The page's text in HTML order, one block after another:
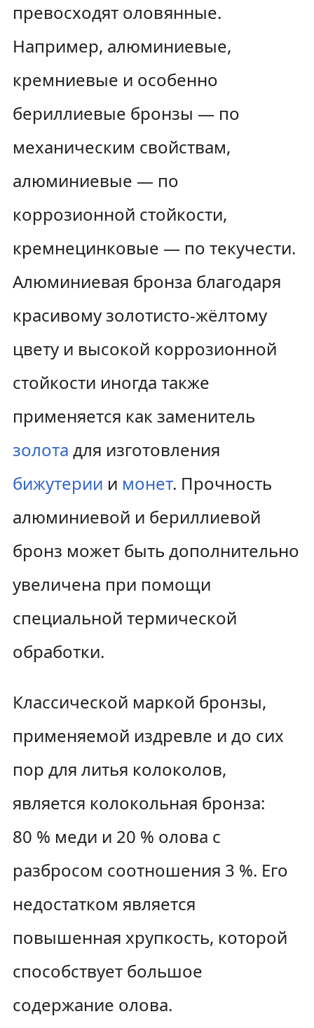
превосходят оловянные.
Например, алюминиевые,
кремниевые и особенно
бериллиевые бронзы — по
механическим свойствам,
алюминиевые — по
коррозионной стойкости,
кремнецинковые — по текучести.
Алюминиевая бронза благодаря
красивому золотисто-жёлтому
цвету и высокой коррозионной
стойкости иногда также
применяется как заменитель
золота для изготовления
бижутерии и монет. Прочность
алюминиевой и бериллиевой
бронз может быть дополнительно
увеличена при помощи
специальной термической
обработки.
Классической маркой бронзы,
применяемой издревле и до сих
пор для литья колоколов,
является колокольная бронза:
80 % меди и 20 % олова с
разбросом соотношения 3 %. Его
недостатком является
повышенная хрупкость, которой
способствует большое
содержание олова.